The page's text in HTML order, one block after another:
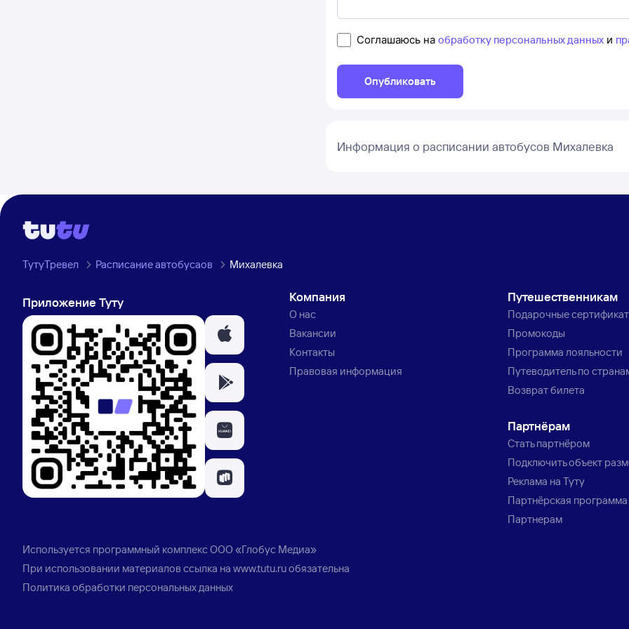
Соглашаюсь на обработку персональных данных и
Опубликовать
Информация о расписании автобусов Михалевка
ТутуТревел Расписание автобусаов Михалевка
Приложение Туту Компания
О нас
Вакансии
Контакты
Правовая информация
Путешественникам
Подарочные
Промокоды
Программа лояльности
Путеводитель по
Возврат билета
Партнёрам
Стать партнёром
Подключить объект
Реклама на Туту
Партнёрская программа
Партнерам
Используется программный комплексООО «Глобус Медиа»
При использовании материалов ссылка на www.tutu.ruобязательна
Политика обработки персональных данных